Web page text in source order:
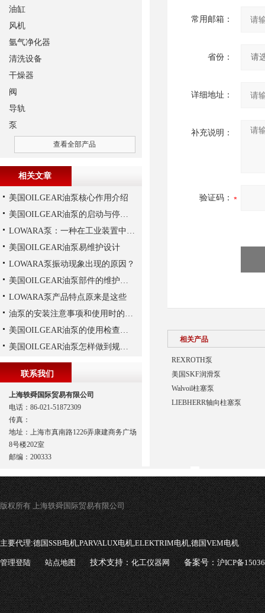
常用邮箱：
省份：
详细地址：
补充说明：
验证码：
相关产品
REXROTH泵
美国SKF润滑泵
Walvoil柱塞泵
LIEBHERR轴向柱塞泵
油缸
风机
氩气净化器
清洗设备
干燥器
阀
导轨
泵
查看全部产品
相关文章
美国OILGEAR油泵核心作用介绍
美国OILGEAR油泵的启动与停机操作注意
LOWARA泵：一种在工业装置中广泛使用的泵
美国OILGEAR油泵易维护设计
LOWARA泵振动现象出现的原因？
美国OILGEAR油泵部件的维护和修理
LOWARA泵产品特点原来是这些
油泵的安装注意事项和使用时的维护
美国OILGEAR油泵的使用检查及流程
美国OILGEAR油泵怎样做到规范安装
联系我们
上海轶舜国际贸易有限公司
电话：86-021-51872309
传真：
地址：上海市真南路1226弄康建商务广场
8号楼202室
邮编：200333
版权所有 上海轶舜国际贸易有限公司
主要代理:德国SSB电机,PARVALUX电机,ELEKTRIM电机,德国VEM电机
管理登陆 站点地图 技术支持：化工仪器网 备案号：沪ICP备